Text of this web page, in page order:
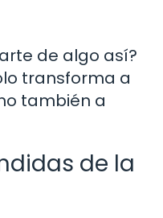
de algo así?
transforma a
también a
de la